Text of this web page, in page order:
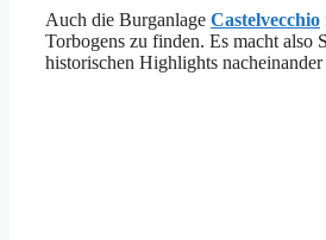
Auch die Burganlage Castelvecchio
Torbogens zu finden. Es macht also
historischen Highlights nacheinander